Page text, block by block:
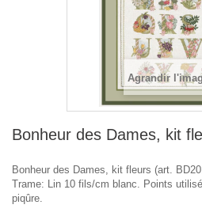
Agrandir
Bonheur des Dames, kit
Bonheur des Dames, kit fleurs (art.
Trame: Lin 10 fils/cm blanc. Points
piqûre.